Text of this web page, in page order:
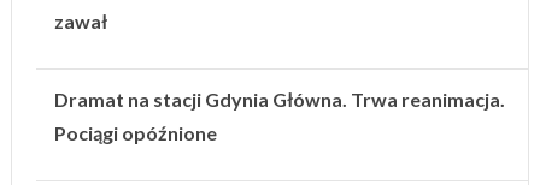
zawał
Dramat na stacji Gdynia Główna. Trwa reanimacja.
Pociągi opóźnione